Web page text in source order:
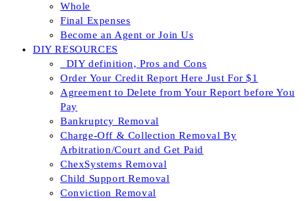
Whole
Final Expenses
Become an Agent or Join Us
DIY RESOURCES
_DIY definition, Pros and Cons
Order Your Credit Report Here Just For $1
Agreement to Delete from Your Report before You
Pay
Bankruptcy Removal
Charge-Off & Collection Removal By
Arbitration/Court and Get Paid
ChexSystems Removal
Child Support Removal
Conviction Removal